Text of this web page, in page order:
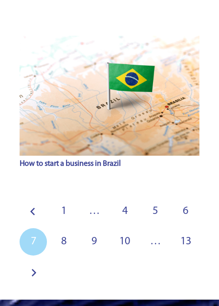
How to start a business in Brazil
1 … 4 5 6
7 8 9 10 … 13